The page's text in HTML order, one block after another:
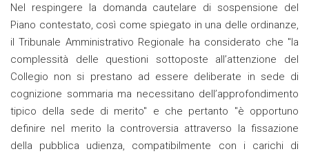
Nel respingere la domanda cautelare di sospensione del
Piano contestato, così come spiegato in una delle ordinanze,
il Tribunale Amministrativo Regionale ha considerato che "la
complessità delle questioni sottoposte all’attenzione del
Collegio non si prestano ad essere deliberate in sede di
cognizione sommaria ma necessitano dell’approfondimento
tipico della sede di merito" e che pertanto "è opportuno
definire nel merito la controversia attraverso la fissazione
della pubblica udienza, compatibilmente con i carichi di